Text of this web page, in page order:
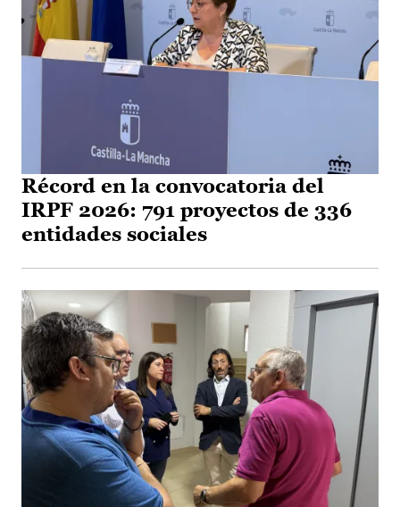
Récord en la convocatoria del
IRPF 2026: 791 proyectos de 336
entidades sociales